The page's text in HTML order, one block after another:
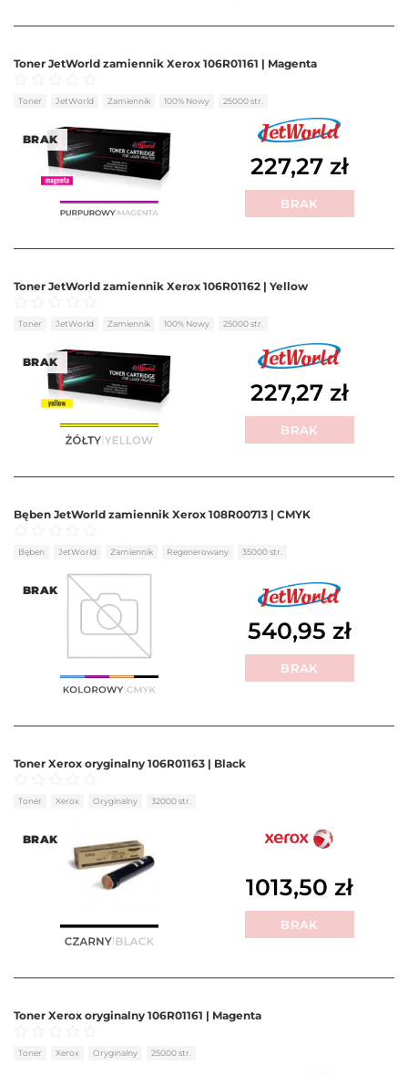
BRAK
Toner JetWorld zamiennik Xerox 106R01161 | Magenta
Oceniono na 5
Toner JetWorld Zamiennik 100% Nowy 25000 str.
227,27 zł
BRAK
BRAK
Toner JetWorld zamiennik Xerox 106R01162 | Yellow
Oceniono na 5
Toner JetWorld Zamiennik 100% Nowy 25000 str.
227,27 zł
BRAK
BRAK
Bęben JetWorld zamiennik Xerox 108R00713 | CMYK
Oceniono0na 5
Bęben JetWorld Zamiennik Regenerowany 35000 str.
540,95 zł
BRAK
BRAK
Toner Xerox oryginalny 106R01163 | Black
Oceniono
Toner Xerox Oryginalny 32000 str.
1013,50 zł
BRAK
Toner Xerox oryginalny 106R01161 | Magenta
Oceniono
Toner Xerox Oryginalny 25000 str.